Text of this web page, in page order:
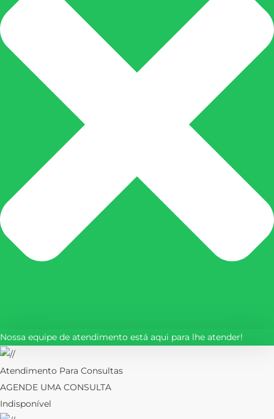
Nossa equipe de atendimento está aqui para lhe atender!
Atendimento Para Consultas
AGENDE UMA CONSULTA
Indisponível